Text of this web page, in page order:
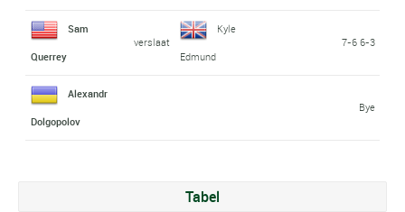
Sam
Querrey
verslaat
Kyle
Edmund
7-6 6-3
Alexandr
Dolgopolov
Bye
Tabel